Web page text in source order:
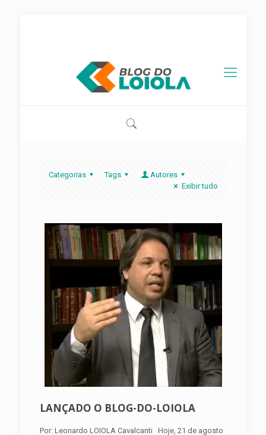
Categorias Tags
Autores
Exibir tudo
LANÇADO O BLOG-DO-LOIOLA
Por: Leonardo LOIOLA Cavalcanti Hoje, 21 de agosto